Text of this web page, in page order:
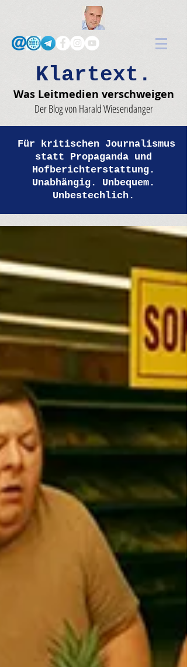
Klartext.
Was Leitmedien verschweigen
Der Blog von Harald Wiesendanger
Für kritischen Journalismus
statt Propaganda und
Hofberichterstattung.
Unabhängig. Unbequem.
Unbestechlich.